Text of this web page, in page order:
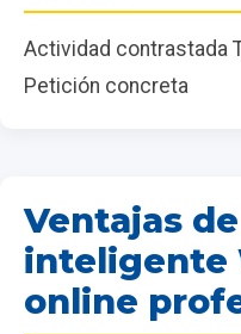
Actividad contrastada
Petición concreta
Ventajas
inteligente
online